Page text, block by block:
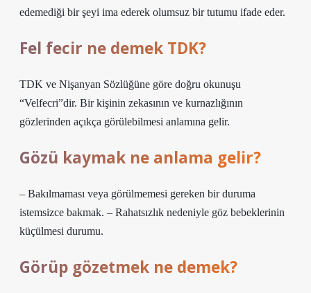
edemediği bir şeyi ima ederek olumsuz bir tutumu ifade eder.
Fel fecir ne demek TDK?
TDK ve Nişanyan Sözlüğüne göre doğru okunuşu
“Velfecri”dir. Bir kişinin zekasının ve kurnazlığının
gözlerinden açıkça görülebilmesi anlamına gelir.
Gözü kaymak ne anlama gelir?
– Bakılmaması veya görülmemesi gereken bir duruma
istemsizce bakmak. – Rahatsızlık nedeniyle göz bebeklerinin
küçülmesi durumu.
Görüp gözetmek ne demek?